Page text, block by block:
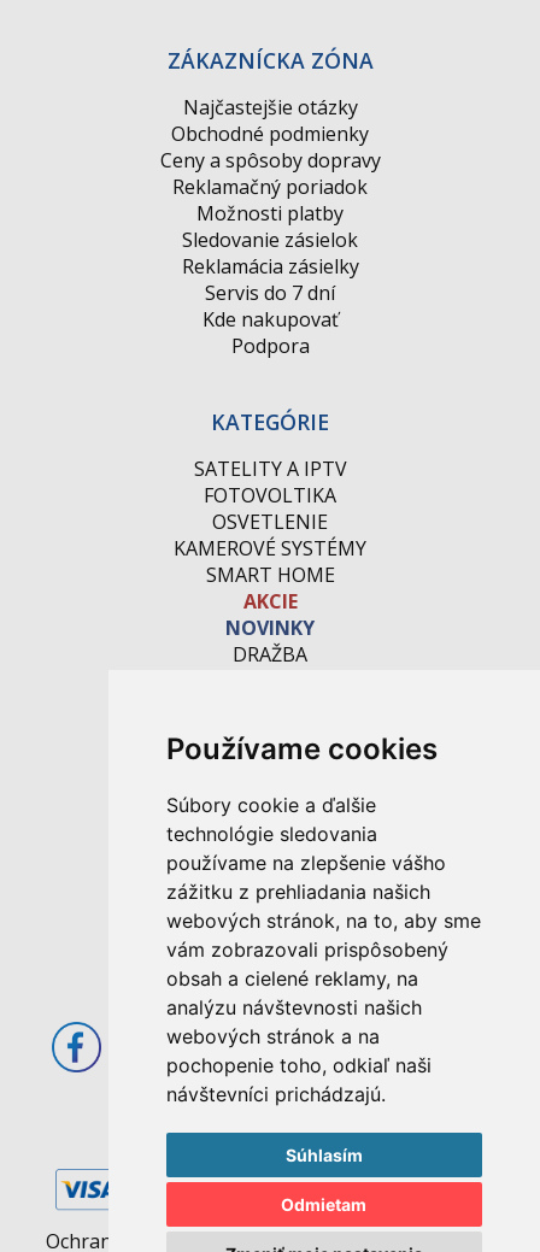
Používame cookies
Súbory cookie a ďalšie
technológie sledovania
používame na zlepšenie vášho
zážitku z prehliadania našich
webových stránok, na to, aby sme
vám zobrazovali prispôsobený
obsah a cielené reklamy, na
analýzu návštevnosti našich
webových stránok a na
pochopenie toho, odkiaľ naši
návštevníci prichádzajú.
Súhlasím
Odmietam
ZÁKAZNÍCKA ZÓNA
Najčastejšie otázky
Obchodné podmienky
Ceny a spôsoby dopravy
Reklamačný poriadok
Možnosti platby
Sledovanie zásielok
Reklamácia zásielky
Servis do 7 dní
Kde nakupovať
Podpora
KATEGÓRIE
SATELITY A IPTV
FOTOVOLTIKA
OSVETLENIE
KAMEROVÉ SYSTÉMY
SMART HOME
AKCIE
NOVINKY
DRAŽBA
M. Rázusa 4795/34
955 01 Topoľčany
Slovenská republika
E-mail: info@abcom.sk
Tel: +421 38 53 62 611
Otváracie hodiny:
Po - Pia: 08:00 - 17:00
Ochrana osobných údajov | Pravidlá cookies